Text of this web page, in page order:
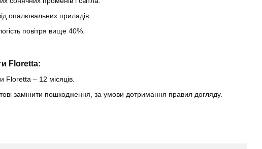
опалювальних приладів.
повітря вище 40%.
Floretta:
Floretta – 12 місяців.
замінити пошкодження, за умови дотримання правил догляду.